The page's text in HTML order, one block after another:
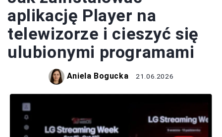
aplikację Player na
telewizorze i cieszyć się
ulubionymi programami
Aniela Bogucka 21.06.2026